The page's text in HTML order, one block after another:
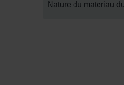
Nature du matériau